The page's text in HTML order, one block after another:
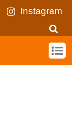
Instagram